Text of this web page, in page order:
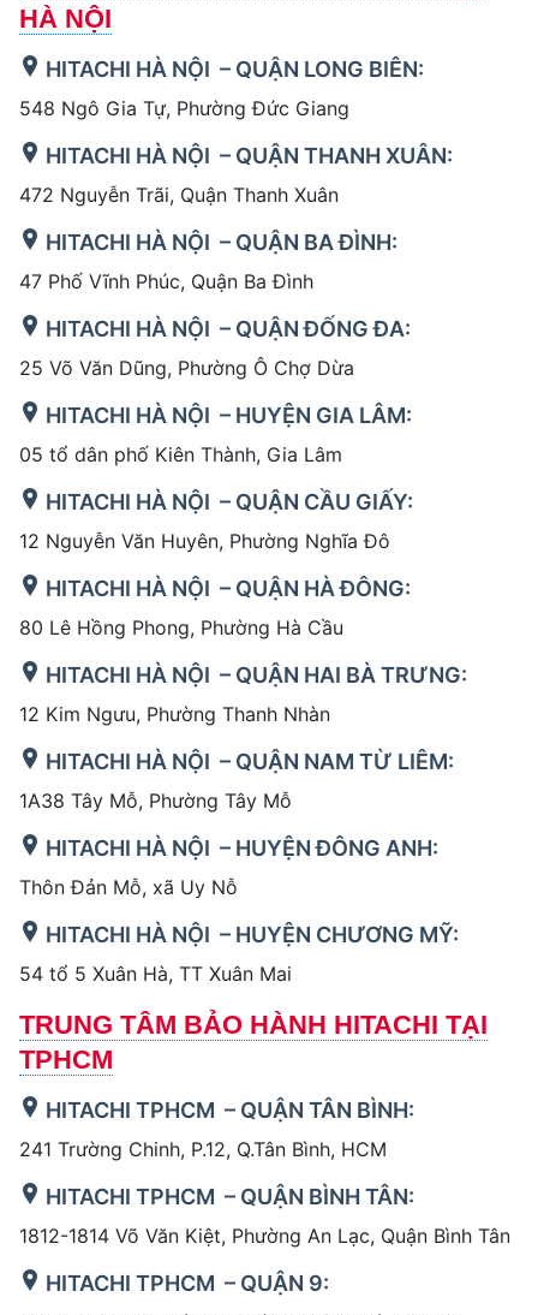
HÀ NỘI
HITACHI HÀ NỘI – QUẬN LONG BIÊN:
548 Ngô Gia Tự, Phường Đức Giang
HITACHI HÀ NỘI – QUẬN THANH XUÂN:
472 Nguyễn Trãi, Quận Thanh Xuân
HITACHI HÀ NỘI – QUẬN BA ĐÌNH:
47 Phố Vĩnh Phúc, Quận Ba Đình
HITACHI HÀ NỘI – QUẬN ĐỐNG ĐA:
25 Võ Văn Dũng, Phường Ô Chợ Dừa
HITACHI HÀ NỘI – HUYỆN GIA LÂM:
05 tổ dân phố Kiên Thành, Gia Lâm
HITACHI HÀ NỘI – QUẬN CẦU GIẤY:
12 Nguyễn Văn Huyên, Phường Nghĩa Đô
HITACHI HÀ NỘI – QUẬN HÀ ĐÔNG:
80 Lê Hồng Phong, Phường Hà Cầu
HITACHI HÀ NỘI – QUẬN HAI BÀ TRƯNG:
12 Kim Ngưu, Phường Thanh Nhàn
HITACHI HÀ NỘI – QUẬN NAM TỪ LIÊM:
1A38 Tây Mỗ, Phường Tây Mỗ
HITACHI HÀ NỘI – HUYỆN ĐÔNG ANH:
Thôn Đản Mỗ, xã Uy Nỗ
HITACHI HÀ NỘI – HUYỆN CHƯƠNG MỸ:
54 tổ 5 Xuân Hà, TT Xuân Mai
TRUNG TÂM BẢO HÀNH HITACHI TẠI
TPHCM
HITACHI TPHCM – QUẬN TÂN BÌNH:
241 Trường Chinh, P.12, Q.Tân Bình, HCM
HITACHI TPHCM – QUẬN BÌNH TÂN:
1812-1814 Võ Văn Kiệt, Phường An Lạc, Quận Bình Tân
HITACHI TPHCM – QUẬN 9: